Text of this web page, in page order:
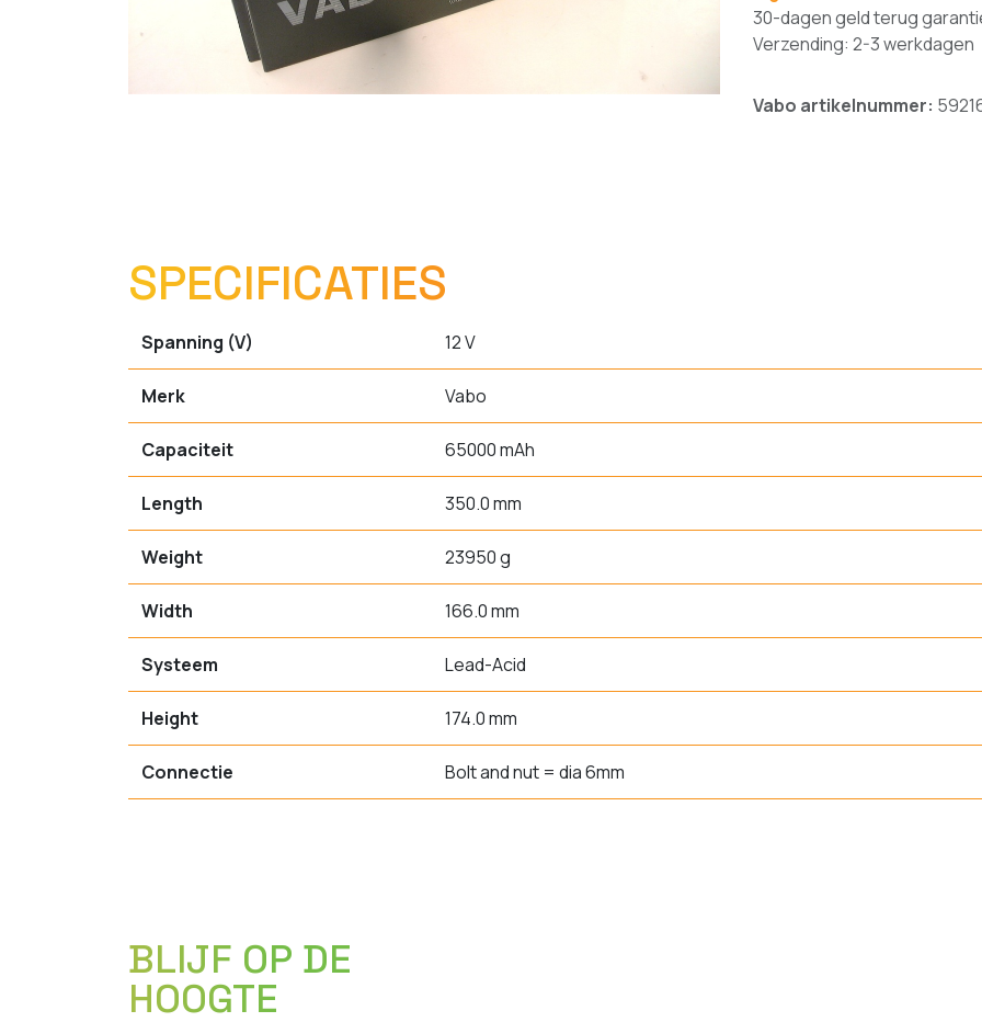
30-dagen geld terug
Verzending: 2-3 werkdagen
Vabo artikelnummer:
SPECIFICATIES
Spanning (V) 12 V
Merk Vabo
Capaciteit 65000 mAh
Length 350.0 mm
Weight 23950 g
Width 166.0 mm
Systeem Lead-Acid
Height 174.0 mm
Connectie Bolt and nut = dia 6mm
BLIJF OP DE
HOOGTE